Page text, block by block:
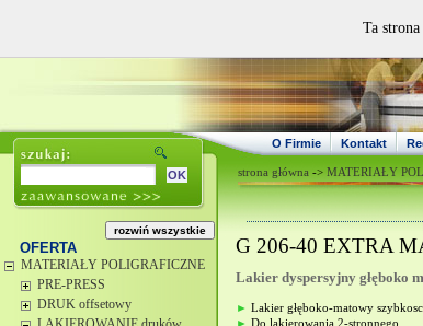
O Firmie Kontakt
OFERTA
MATERIAŁY POLIGRAFICZNE
PRE-PRESS
DRUK offsetowy
strona główna -> MATERIAŁY
G 206-40 EXTRA
Lakier dyspersyjny głęboko
► Lakier głęboko-matowy
► Do lakierowania 2-stronnego
Ta